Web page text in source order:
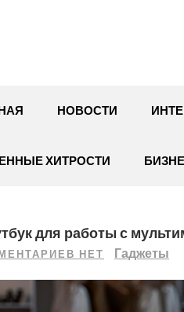
НОВОСТИ
ХИТРОСТИ
для работы с
НЕТ Гаджеты